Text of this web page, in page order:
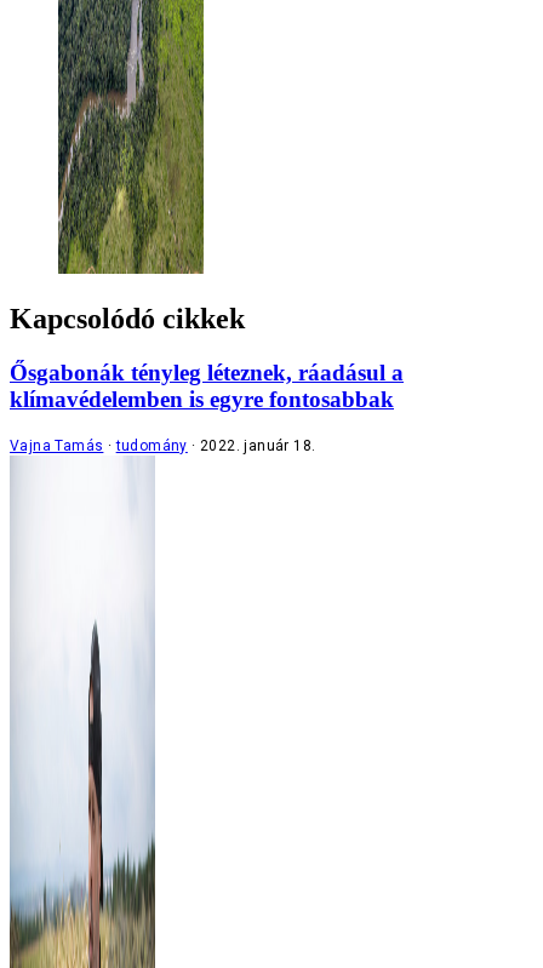
Kapcsolódó cikkek
Ősgabonák tényleg léteznek, ráadásul a
klímavédelemben is egyre fontosabbak
Vajna Tamás tudomány 2022. január 18.